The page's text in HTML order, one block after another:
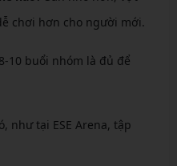
chơi hơn cho người mới.
8-10 buổi nhóm là đủ để
như tại ESE Arena, tập